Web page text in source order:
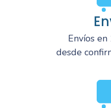
Envíos
desde